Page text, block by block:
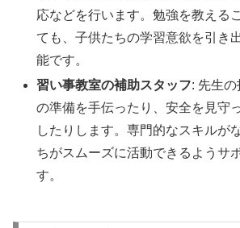
応などを行います。勉強を教える
ても、子供たちの学習意欲を引き
能です。
習い事教室の補助スタッフ: 先生
の準備を手伝ったり、安全を見守
したりします。専門的なスキルが
ちがスムーズに活動できるようサ
す。